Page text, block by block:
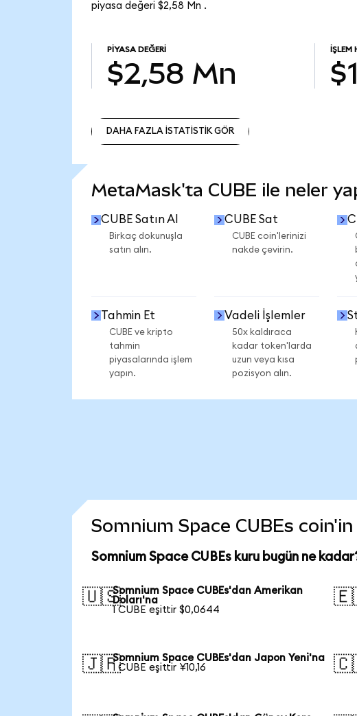
piyasa değeri $2,58 Mn .
PIYASA DEĞERI
$2,58 Mn
İŞLEM
DAHA FAZLA İSTATİSTİK GÖR
MetaMask'ta CUBE ile neler
CUBE Satın Al
Birkaç dokunuşla
satın alın.
CUBE Sat
CUBE coin'lerinizi
nakde çevirin.
Tahmin Et
CUBE ve kripto
tahmin
piyasalarında işlem
yapın.
Vadeli İşlemler
50x kaldıraca
kadar token'larda
uzun veya kısa
pozisyon alın.
Somnium Space CUBEs
Somnium Space CUBEs kuru bugün ne
🇺🇸Somnium Space CUBEs'dan Amerikan
Doları'na
1 CUBE eşittir $0,0644
🇯🇵Somnium Space CUBEs'dan Japon Yeni'na
1 CUBE eşittir ¥10,16